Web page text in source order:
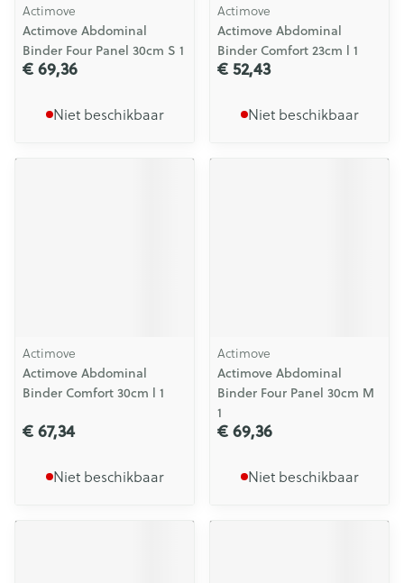
Actimove
Actimove Abdominal
Binder Four Panel 30cm S 1
€ 69,36
Niet beschikbaar
Actimove
Actimove Abdominal
Binder Comfort 23cm l 1
€ 52,43
Niet beschikbaar
Actimove
Actimove Abdominal
Binder Comfort 30cm l 1
€ 67,34
Niet beschikbaar
Actimove
Actimove Abdominal
Binder Four Panel 30cm M
1
€ 69,36
Niet beschikbaar